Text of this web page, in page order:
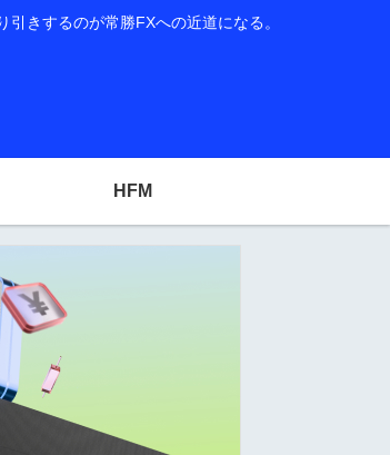
きするのが常勝FXへの近道になる。
HFM